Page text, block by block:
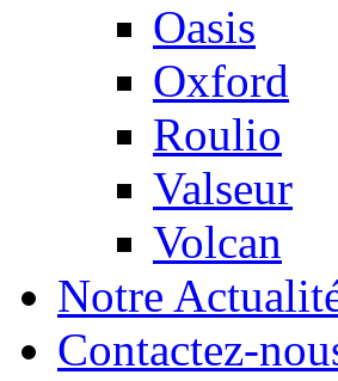
Oasis
Oxford
Roulio
Valseur
Volcan
Notre
Contactez-